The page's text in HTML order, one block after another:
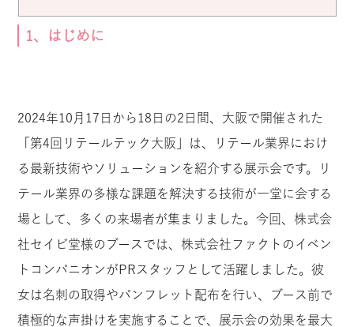
1、はじめに
2024年10月17日から18日の2日間、大阪で開催された
「第4回リテールテック大阪」は、リテール業界におけ
る最新技術やソリューションを紹介する展示会です。リ
テール業界の多様な課題を解決する技術が一堂に会する
場として、多くの来場者が集まりました。今回、株式会
社セイビ堂様のブースでは、株式会社ファクトのイベン
トコンパニオンがPRスタッフとして活躍しました。彼
女は名刺の取得やパンフレット配布を行い、ブース前で
積極的な声掛けを実施することで、展示会の効果を最大